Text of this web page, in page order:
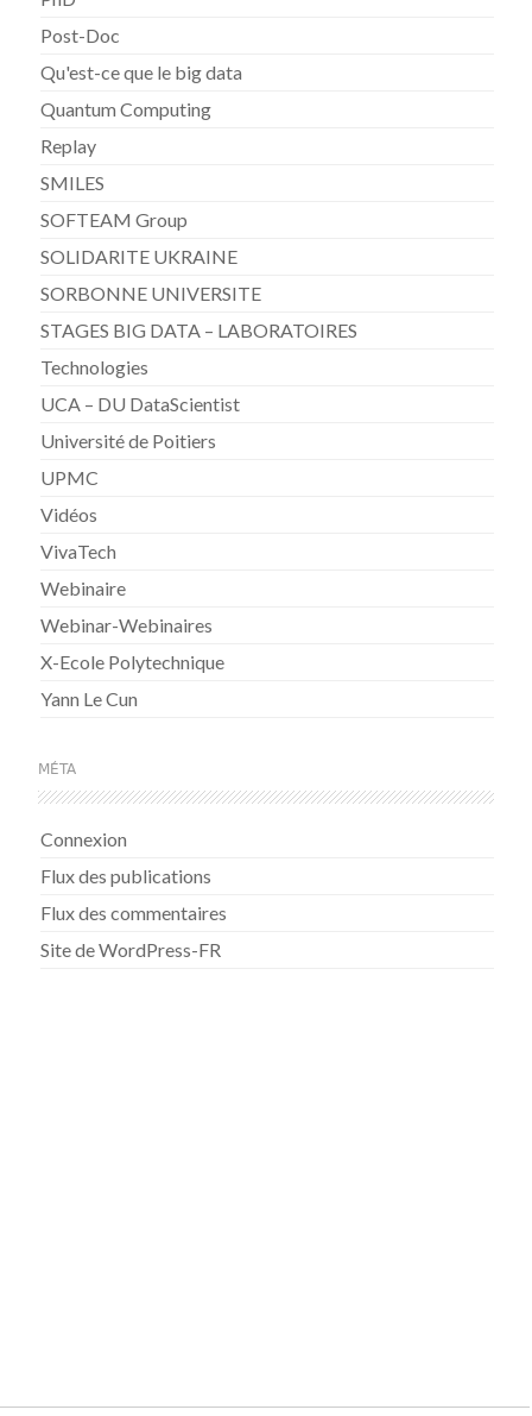
Post-Doc
Qu'est-ce que le big data
Quantum Computing
Replay
SMILES
SOFTEAM Group
SOLIDARITE UKRAINE
SORBONNE UNIVERSITE
STAGES BIG DATA – LABORATOIRES
Technologies
UCA – DU DataScientist
Université de Poitiers
UPMC
Vidéos
VivaTech
Webinaire
Webinar-Webinaires
X-Ecole Polytechnique
Yann Le Cun
MÉTA
Connexion
Flux des publications
Flux des commentaires
Site de WordPress-FR